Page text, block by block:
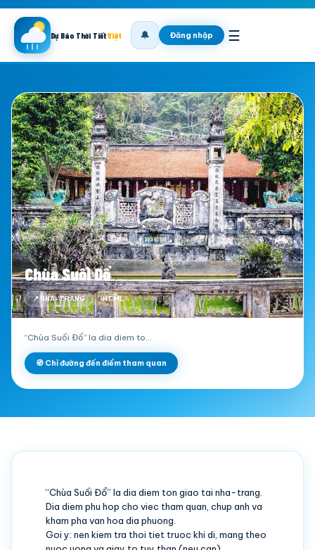
Dự Báo Thời TiếtViệt 🔔 Đăng nhập ☰
Chùa Suối Đổ
📍 NHA-TRANG .HTML
“Chùa Suối Đổ” la dia diem to…
🧭 Chỉ đường đến điểm tham quan
“Chùa Suối Đổ” la dia diem ton giao tai nha-trang.
Dia diem phu hop cho viec tham quan, chup anh va
kham pha van hoa dia phuong.
Goi y: nen kiem tra thoi tiet truoc khi di, mang theo